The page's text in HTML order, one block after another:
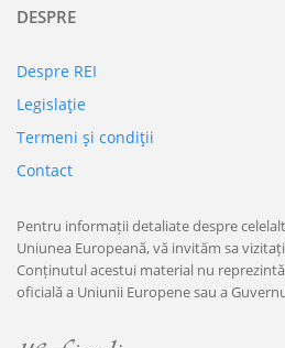
DESPRE
Despre REI
Legislaţie
Termeni şi condiţii
Contact
Pentru informații detaliate despre
Uniunea Europeană, vă invităm sa vizitați
Conținutul acestui material nu
oficială a Uniunii Europene sau a